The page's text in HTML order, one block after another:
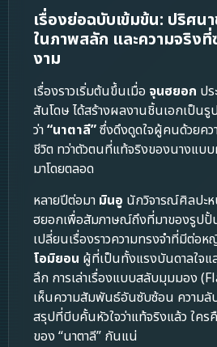
เรื่องย่อฉบับเข้มข้น: ปริศน
ในภาพสลัก และความจริง
งาม
เรื่องราวเริ่มต้นขึ้นเมื่อ จุนฮยอก ป
สันโดษ ได้สร้างผลงานชิ้นเอกเป็น
ว่า“นาตาลี”ซึ่งดึงดูดใจผู้คนด้วยค
ชีวิต ทว่าตัวตนที่แท้จริงของนางแบ
มาโดยตลอด
หลายปีต่อมา มินอู นักวิจารณ์ศิลปะห
ฮยอกเพื่อสัมภาษณ์ถึงที่มาของรูป
เปลี่ยนเรื่องราวความทรงจำที่มีต่อ
โอมิยอน ผู้ที่เป็นทั้งแรงบันดาลใจแ
ลึก การเล่าเรื่องแบบสลับมุมมอง
เห็นความสัมพันธ์อันซับซ้อน ความลั
สรุปที่บีบคั้นหัวใจว่าแท้จริงแล้ว ใค
ของ “นาตาลี” กันแน่